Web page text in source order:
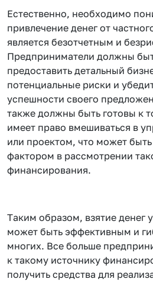
Естественно, необходимо
привлечение денег от
является безотчетным и
Предприниматели должны
предоставить детальный
потенциальные риски и
успешности своего
также должны быть готовы к
имеет право вмешиваться в
или проектом, что может
фактором в рассмотрении
финансирования.
Таким образом, взятие денег
может быть эффективным и
многих. Все больше
к такому источнику
получить средства для